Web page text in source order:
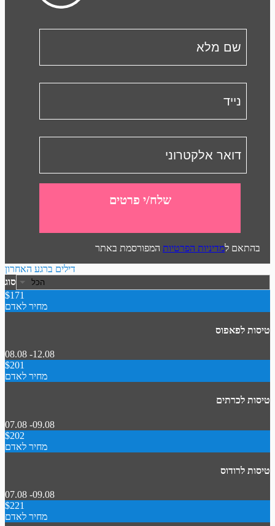
שלח/י פרטים
בהתאם למדיניות הפרטיות המפורסמת באתר
דילים ברגע האחרון
סוג
$171
מחיר לאדם
טיסות לפאפוס
08.08 -12.08
$201
מחיר לאדם
טיסות לכרתים
07.08 -09.08
$202
מחיר לאדם
טיסות לרודוס
07.08 -09.08
$221
מחיר לאדם